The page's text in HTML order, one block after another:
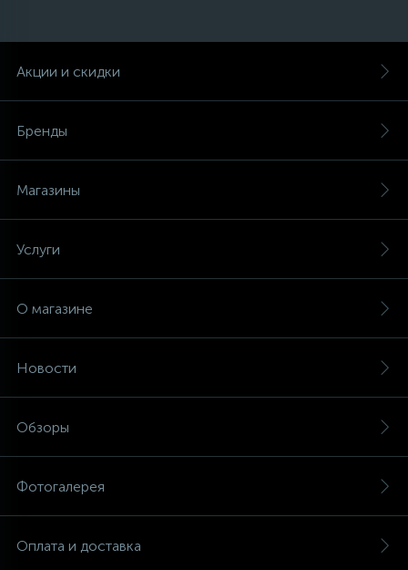
Акции и скидки
Бренды
Магазины
Услуги
О магазине
Новости
Обзоры
Фотогалерея
Оплата и доставка